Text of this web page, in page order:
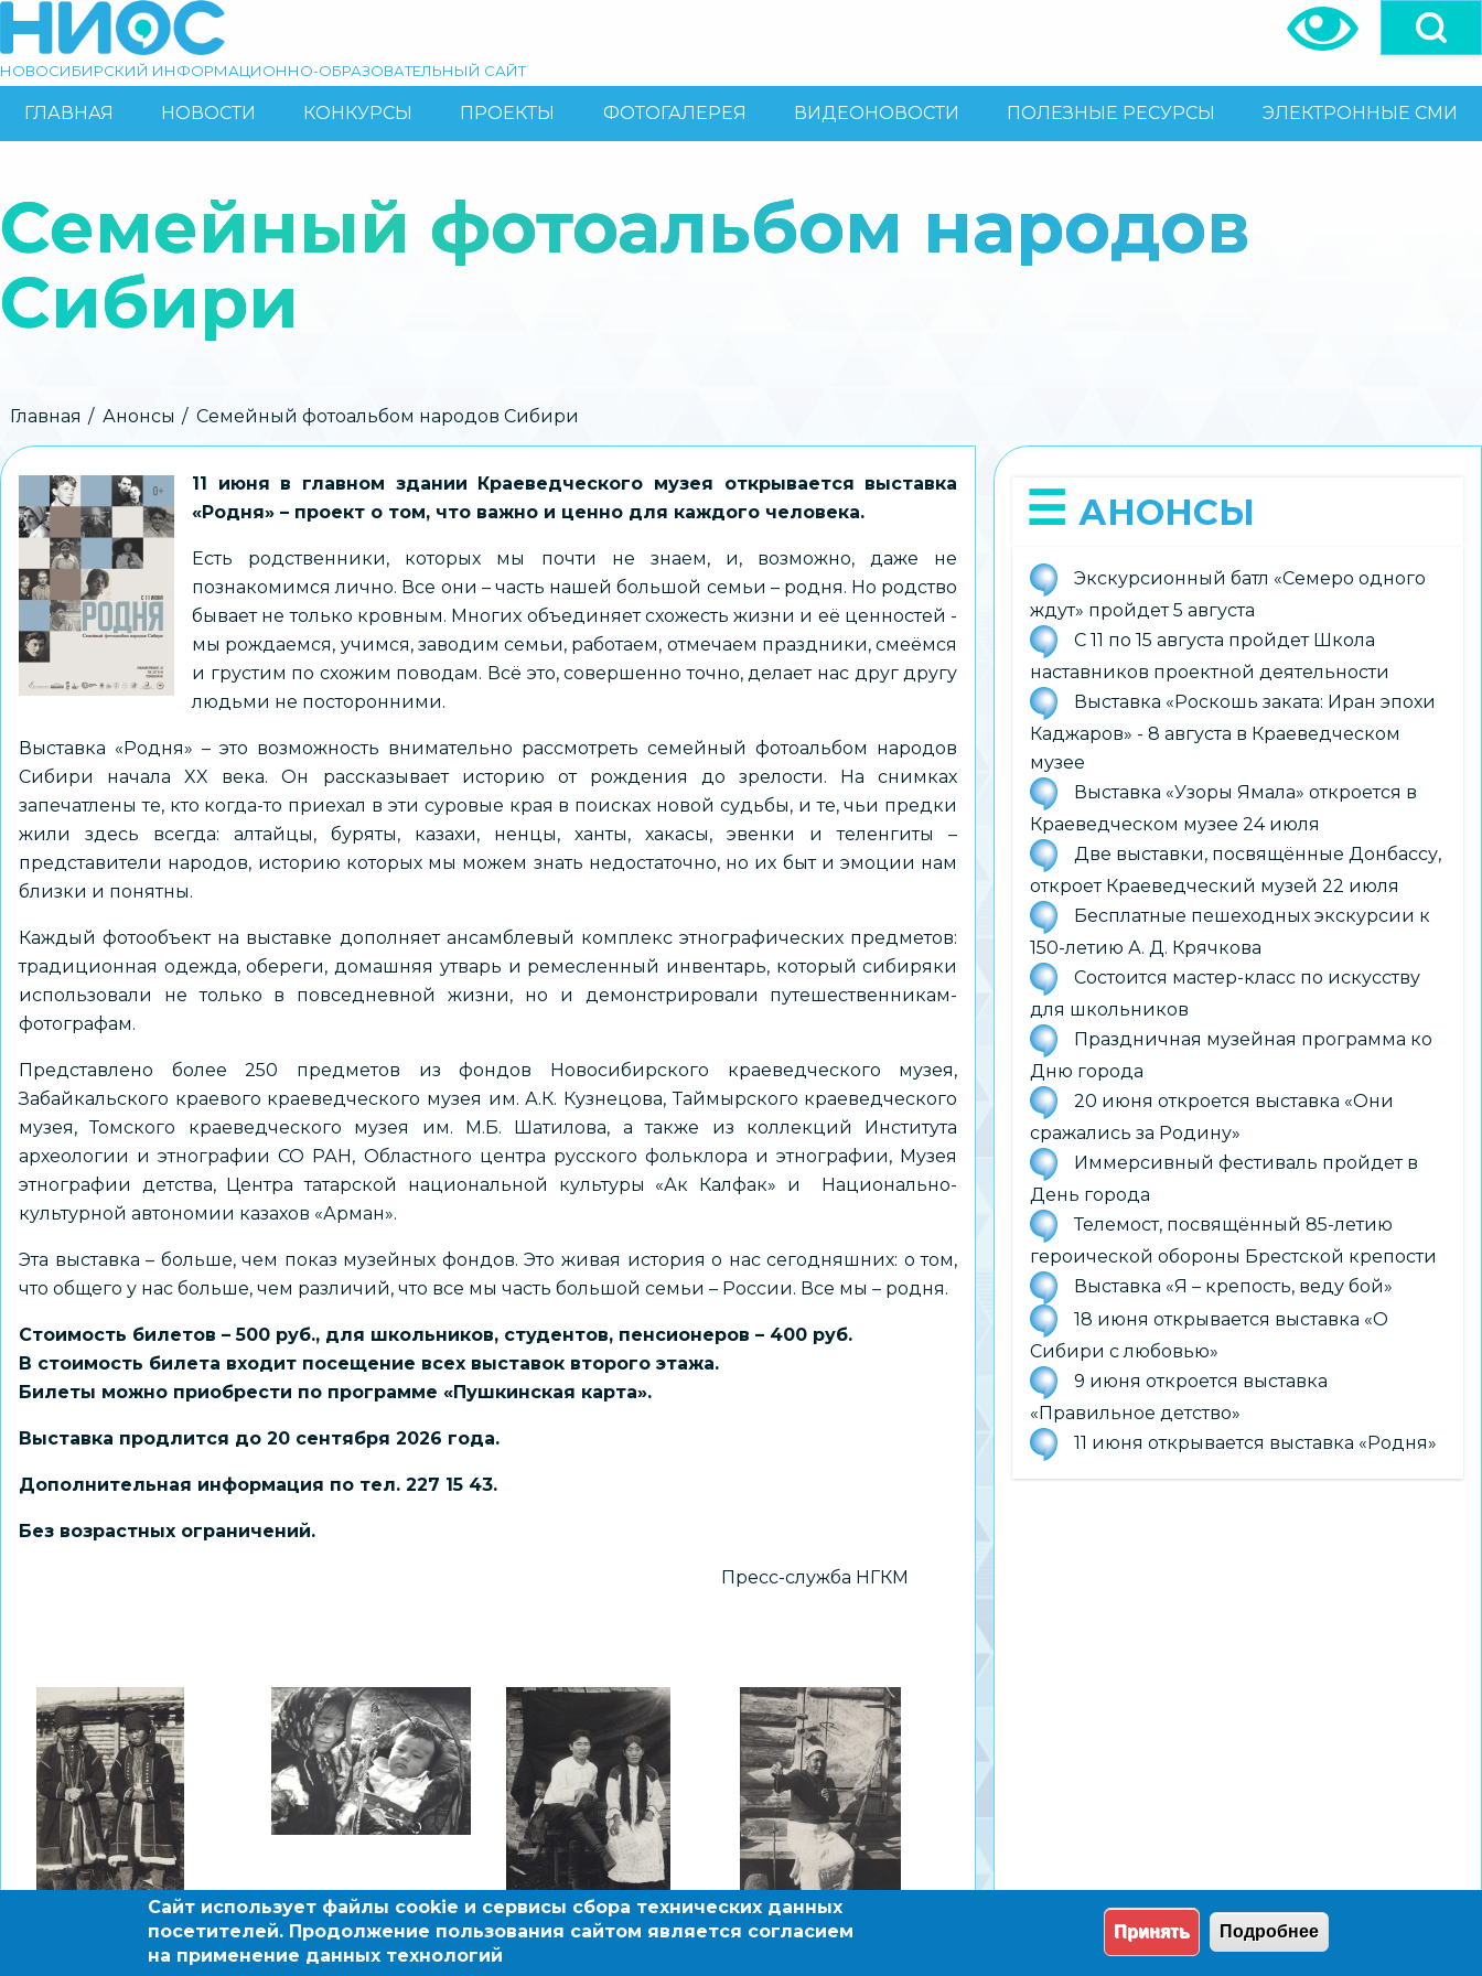
основному
Поиск
НОВОСИБИРСКИЙ ИНФОРМАЦИОННО-ОБРАЗОВАТЕЛЬНЫЙ САЙТ
ОСНОВНАЯ
ГЛАВНАЯ НОВОСТИ КОНКУРСЫ ПРОЕКТЫ ФОТОГАЛЕРЕЯ ВИДЕОНОВОСТИ ПОЛЕЗНЫЕ РЕСУРСЫ ЭЛЕКТРОННЫЕ СМИ
Семейный фотоальбом народов
Сибири
Строка
навигации
Главная Анонсы Семейный фотоальбом народов Сибири
11 июня в главном здании Краеведческого музея открывается выставка
«Родня» – проект о том, что важно и ценно для каждого человека.
Есть родственники, которых мы почти не знаем, и, возможно, даже не
познакомимся лично. Все они – часть нашей большой семьи – родня. Но родство
бывает не только кровным. Многих объединяет схожесть жизни и её ценностей -
мы рождаемся, учимся, заводим семьи, работаем, отмечаем праздники, смеёмся
и грустим по схожим поводам. Всё это, совершенно точно, делает нас друг другу
людьми не посторонними.
Выставка «Родня» – это возможность внимательно рассмотреть семейный фотоальбом народов
Сибири начала XX века. Он рассказывает историю от рождения до зрелости. На снимках
запечатлены те, кто когда-то приехал в эти суровые края в поисках новой судьбы, и те, чьи предки
жили здесь всегда: алтайцы, буряты, казахи, ненцы, ханты, хакасы, эвенки и теленгиты –
представители народов, историю которых мы можем знать недостаточно, но их быт и эмоции нам
близки и понятны.
Каждый фотообъект на выставке дополняет ансамблевый комплекс этнографических предметов:
традиционная одежда, обереги, домашняя утварь и ремесленный инвентарь, который сибиряки
использовали не только в повседневной жизни, но и демонстрировали путешественникам-
фотографам.
Представлено более 250 предметов из фондов Новосибирского краеведческого музея,
Забайкальского краевого краеведческого музея им. А.К. Кузнецова, Таймырского краеведческого
музея, Томского краеведческого музея им. М.Б. Шатилова, а также из коллекций Института
археологии и этнографии СО РАН, Областного центра русского фольклора и этнографии, Музея
этнографии детства, Центра татарской национальной культуры «Ак Калфак» и Национально-
культурной автономии казахов «Арман».
Эта выставка – больше, чем показ музейных фондов. Это живая история о нас сегодняшних: о том,
что общего у нас больше, чем различий, что все мы часть большой семьи – России. Все мы – родня.
Стоимость билетов – 500 руб., для школьников, студентов, пенсионеров – 400 руб.
В стоимость билета входит посещение всех выставок второго этажа.
Билеты можно приобрести по программе «Пушкинская карта».
Выставка продлится до 20 сентября 2026 года.
Дополнительная информация по тел. 227 15 43.
Без возрастных ограничений.
Пресс-служба НГКМ
АНОНСЫ
Экскурсионный батл «Семеро одного
ждут» пройдет 5 августа
С 11 по 15 августа пройдет Школа
наставников проектной деятельности
Выставка «Роскошь заката: Иран эпохи
Каджаров» - 8 августа в Краеведческом
музее
Выставка «Узоры Ямала» откроется в
Краеведческом музее 24 июля
Две выставки, посвящённые Донбассу,
откроет Краеведческий музей 22 июля
Бесплатные пешеходных экскурсии к
150-летию А. Д. Крячкова
Состоится мастер-класс по искусству
для школьников
Праздничная музейная программа ко
Дню города
20 июня откроется выставка «Они
сражались за Родину»
Иммерсивный фестиваль пройдет в
День города
Телемост, посвящённый 85-летию
героической обороны Брестской крепости
Выставка «Я – крепость, веду бой»
18 июня открывается выставка «О
Сибири с любовью»
9 июня откроется выставка
«Правильное детство»
11 июня открывается выставка «Родня»
Сайт использует файлы cookie и сервисы сбора технических данных
посетителей. Продолжение пользования сайтом является согласием
на применение данных технологий
Принять Подробнее